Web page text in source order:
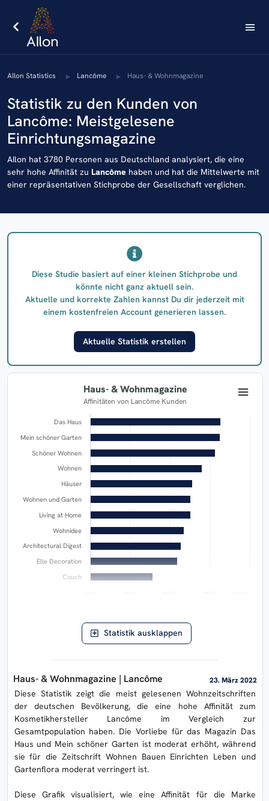
AIlon Statistics Lancôme Haus- & Wohnmagazine
Statistik zu den Kunden von
Lancôme: Meistgelesene
Einrichtungsmagazine
AIlon hat 3780 Personen aus Deutschland analysiert, die eine
sehr hohe Affinität zu Lancôme haben und hat die Mittelwerte mit
einer repräsentativen Stichprobe der Gesellschaft verglichen.
Diese Studie basiert auf einer kleinen Stichprobe und
könnte nicht ganz aktuell sein.
Aktuelle und korrekte Zahlen kannst Du dir jederzeit mit
einem kostenfreien Account generieren lassen.
Aktuelle Statistik erstellen
Haus- & Wohnmagazine
Affinitäten von Lancôme Kunden
Das Haus
Mein schöner Garten
Schöner Wohnen
Wohnen
Häuser
Wohnen und Garten
Living at Home
Wohnidee
Architectural Digest
Elle Decoration
Couch
Statistik ausklappen
Haus- & Wohnmagazine | Lancôme 23. März 2022
Diese Statistik zeigt die meist gelesenen Wohnzeitschriften
der deutschen Bevölkerung, die eine hohe Affinität zum
Kosmetikhersteller Lancôme im Vergleich zur
Gesamtpopulation haben. Die Vorliebe für das Magazin Das
Haus und Mein schöner Garten ist moderat erhöht, während
sie für die Zeitschrift Wohnen Bauen Einrichten Leben und
Gartenflora moderat verringert ist.
Diese Grafik visualisiert, wie eine Affinität für die Marke